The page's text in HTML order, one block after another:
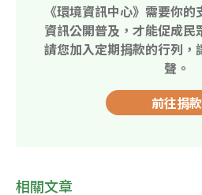
《環境資訊中心》需要你
資訊公開普及，才能促成民
請您加入定期捐款的行列，
聲。
前往捐款
相關文章